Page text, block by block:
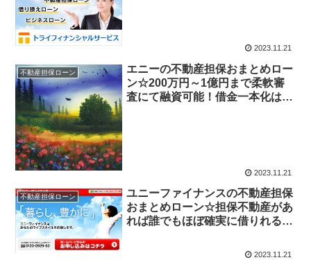
2023.11.21
不動産担保ローン
エニーの不動産担保おまとめロー
ン☆200万円～1億円まで柔軟審
査にて融資可能！借金一本化は確
2023.11.21
不動産担保ローン
ユニーファイナンスの不動産担保
おまとめローン☆担保不動産があ
れば誰でもほぼ確実に借りれる！
2023.11.21